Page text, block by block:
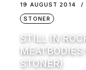
19 AUGUST 2014
STONER
STILL IN
STONER)